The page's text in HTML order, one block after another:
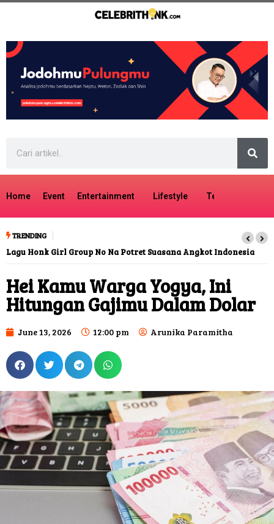
Home Event Entertainment Lifestyle Tech
TRENDING
Lagu Honk Girl Group No Na Potret Suasana Angkot Indonesia
Hei Kamu Warga Yogya, Ini
Hitungan Gajimu Dalam Dolar
June 13, 2026 12:00 pm Arunika Paramitha